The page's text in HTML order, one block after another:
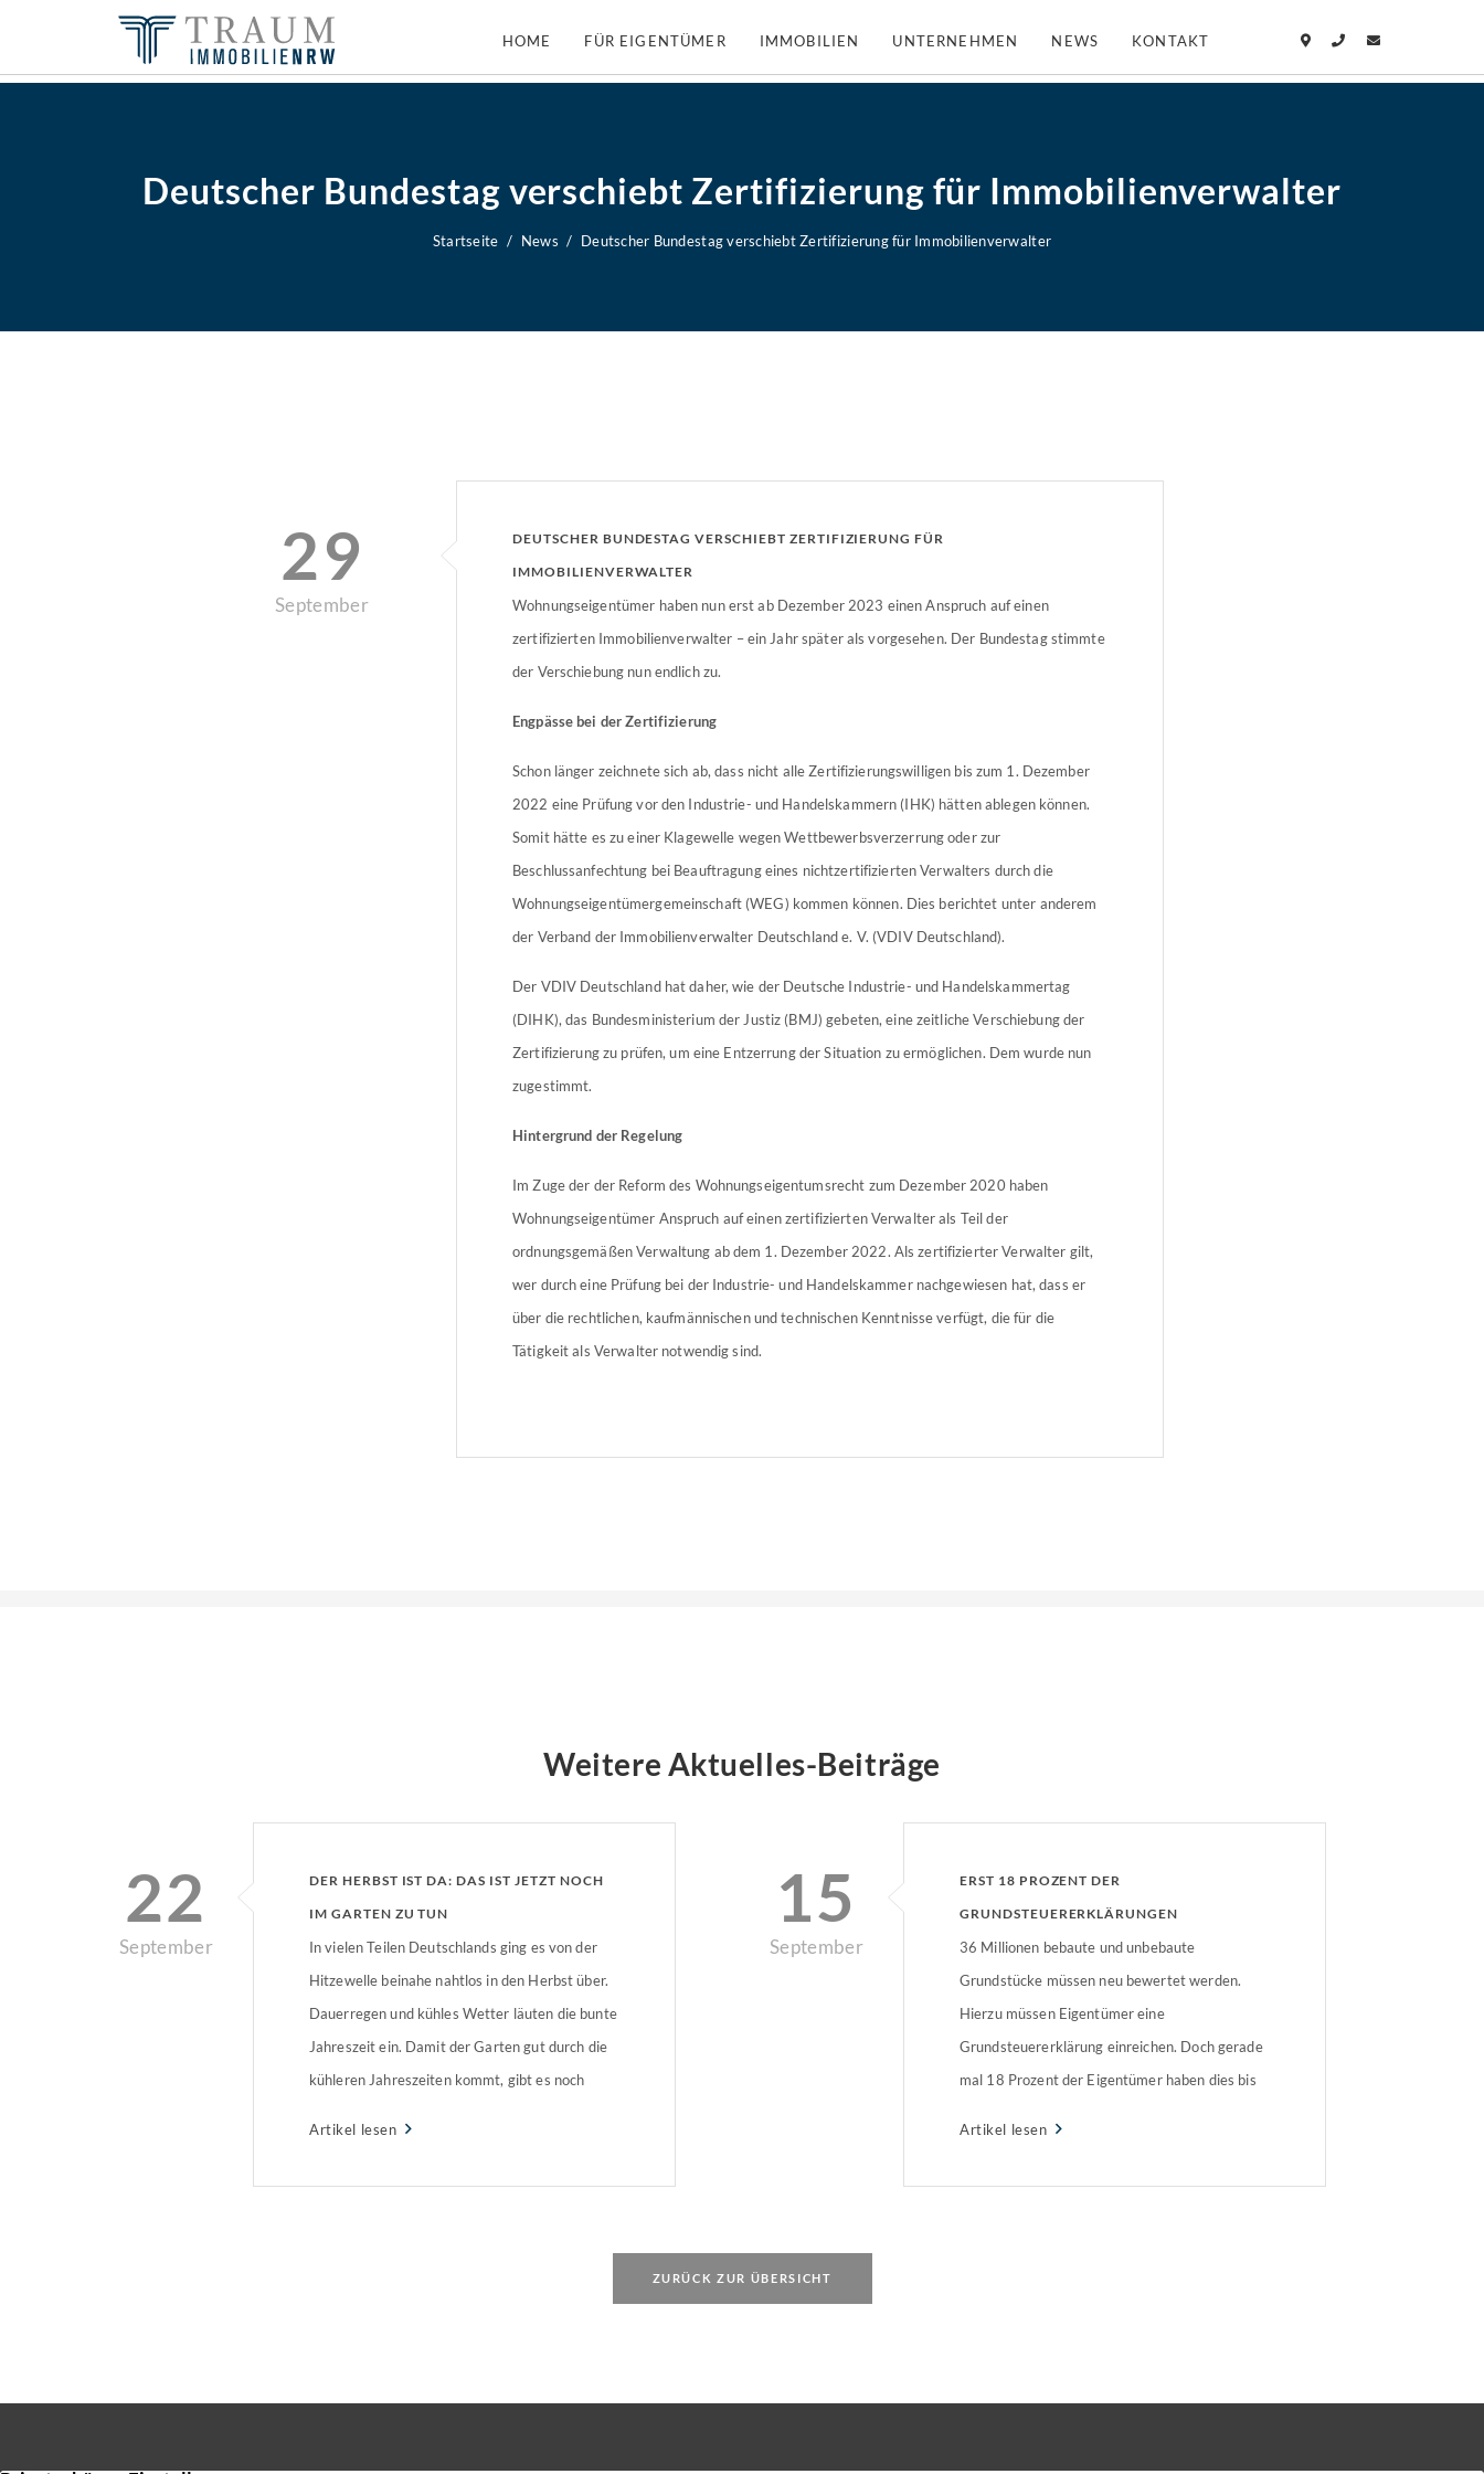
HOME FÜR EIGENTÜMER IMMOBILIEN UNTERNEHMEN NEWS KONTAKT
Deutscher Bundestag verschiebt Zertifizierung für Immobilienverwalter
Startseite News Deutscher Bundestag verschiebt Zertifizierung für Immobilienverwalter
29
September
DEUTSCHER BUNDESTAG VERSCHIEBT ZERTIFIZIERUNG FÜR
IMMOBILIENVERWALTER
Wohnungseigentümer haben nun erst ab Dezember 2023 einen Anspruch auf einen
zertifizierten Immobilienverwalter – ein Jahr später als vorgesehen. Der Bundestag stimmte
der Verschiebung nun endlich zu.
Engpässe bei der Zertifizierung
Schon länger zeichnete sich ab, dass nicht alle Zertifizierungswilligen bis zum 1. Dezember
2022 eine Prüfung vor den Industrie- und Handelskammern (IHK) hätten ablegen können.
Somit hätte es zu einer Klagewelle wegen Wettbewerbsverzerrung oder zur
Beschlussanfechtung bei Beauftragung eines nichtzertifizierten Verwalters durch die
Wohnungseigentümergemeinschaft (WEG) kommen können. Dies berichtet unter anderem
der Verband der Immobilienverwalter Deutschland e. V. (VDIV Deutschland).
Der VDIV Deutschland hat daher, wie der Deutsche Industrie- und Handelskammertag
(DIHK), das Bundesministerium der Justiz (BMJ) gebeten, eine zeitliche Verschiebung der
Zertifizierung zu prüfen, um eine Entzerrung der Situation zu ermöglichen. Dem wurde nun
zugestimmt.
Hintergrund der Regelung
Im Zuge der der Reform des Wohnungseigentumsrecht zum Dezember 2020 haben
Wohnungseigentümer Anspruch auf einen zertifizierten Verwalter als Teil der
ordnungsgemäßen Verwaltung ab dem 1. Dezember 2022. Als zertifizierter Verwalter gilt,
wer durch eine Prüfung bei der Industrie- und Handelskammer nachgewiesen hat, dass er
über die rechtlichen, kaufmännischen und technischen Kenntnisse verfügt, die für die
Tätigkeit als Verwalter notwendig sind.
Weitere Aktuelles-Beiträge
22
September
DER HERBST IST DA: DAS IST JETZT NOCH
IM GARTEN ZU TUN
In vielen Teilen Deutschlands ging es von der
Hitzewelle beinahe nahtlos in den Herbst über.
Dauerregen und kühles Wetter läuten die bunte
Jahreszeit ein. Damit der Garten gut durch die
kühleren Jahreszeiten kommt, gibt es noch
Artikel lesen
15
September
ERST 18 PROZENT DER
GRUNDSTEUERERKLÄRUNGEN
EINGEREICHT
36 Millionen bebaute und unbebaute
Grundstücke müssen neu bewertet werden.
Hierzu müssen Eigentümer eine
Grundsteuererklärung einreichen. Doch gerade
mal 18 Prozent der Eigentümer haben dies bis
Artikel lesen
ZURÜCK ZUR ÜBERSICHT